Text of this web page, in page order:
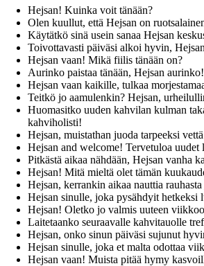
Hejsan! Kuinka voit tänään?
Olen kuullut, että Hejsan on
Käytätkö sinä usein sanaa Hejsan
Toivottavasti päiväsi alkoi hyvin,
Hejsan vaan! Mikä fiilis tänään on?
Aurinko paistaa tänään, Hejsan aurinko!
Hejsan vaan kaikille, tulkaa
Teitkö jo aamulenkin? Hejsan,
Huomasitko uuden kahvilan kulman
kahviholisti!
Hejsan, muistathan juoda tarpeeksi
Hejsan and welcome! Tervetuloa uudet
Pitkästä aikaa nähdään, Hejsan vanha
Hejsan! Mitä mieltä olet tämän
Hejsan, kerrankin aikaa nauttia
Hejsan sinulle, joka pysähdyit hetkeksi
Hejsan! Oletko jo valmis uuteen
Laitetaanko seuraavalle kahvitauolle
Hejsan, onko sinun päiväsi sujunut
Hejsan sinulle, joka et malta odottaa
Hejsan vaan! Muista pitää hymy